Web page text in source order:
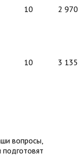
10 2 970
10 3 135
вопросы,